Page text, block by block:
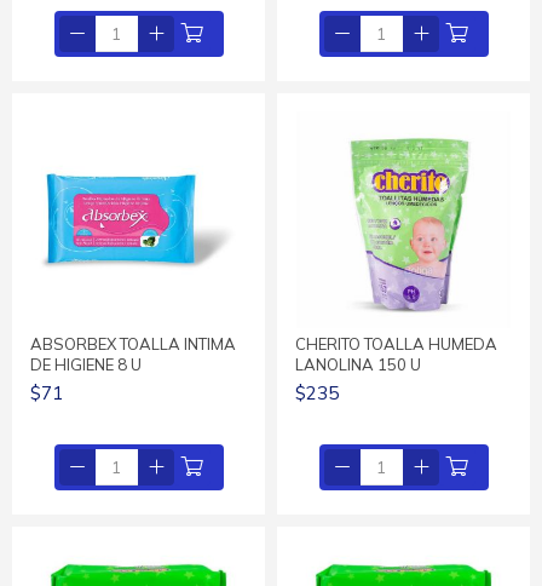
ABSORBEX TOALLA INTIMA
DE HIGIENE 8 U
$71
CHERITO TOALLA HUMEDA
LANOLINA 150 U
$235